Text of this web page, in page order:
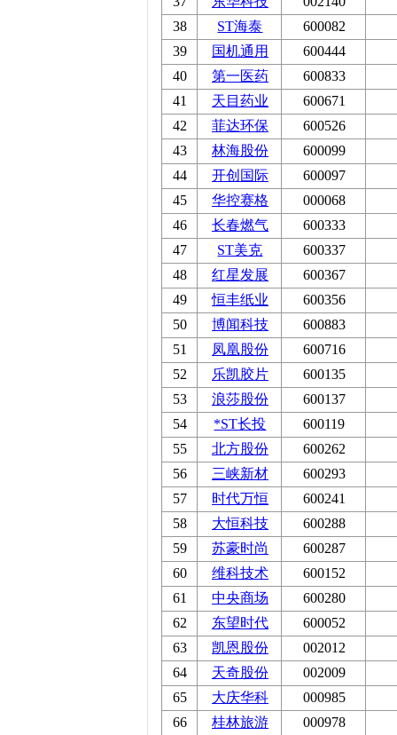
38
ST海泰
600082
39
国机通用
600444
40
第一医药
600833
41
天目药业
600671
42
菲达环保
600526
43
林海股份
600099
44
开创国际
600097
45
华控赛格
000068
46
长春燃气
600333
47
ST美克
600337
48
红星发展
600367
49
恒丰纸业
600356
50
博闻科技
600883
51
凤凰股份
600716
52
乐凯胶片
600135
53
浪莎股份
600137
54
*ST长投
600119
55
北方股份
600262
56
三峡新材
600293
57
时代万恒
600241
58
大恒科技
600288
59
苏豪时尚
600287
60
维科技术
600152
61
中央商场
600280
62
东望时代
600052
63
凯恩股份
002012
64
天奇股份
002009
65
大庆华科
000985
66
桂林旅游
000978